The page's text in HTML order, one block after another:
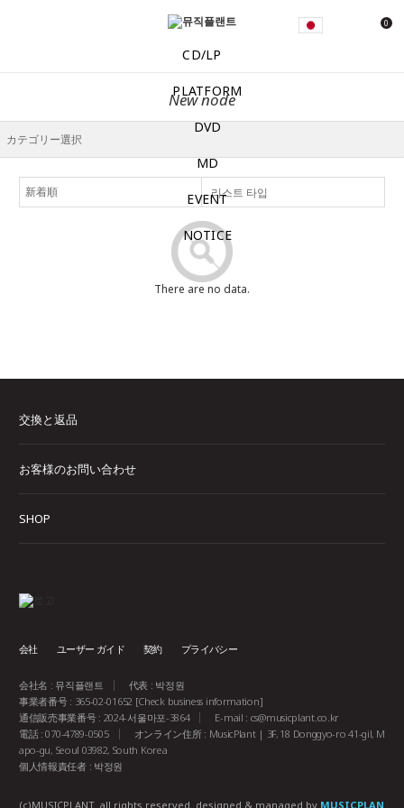
0
CD/LP
PLATFORM
DVD
MD
EVENT
NOTICE
New node
리스트 타입
There are no data.
交換と返品
お客様のお問い合わせ
SHOP
会社 ユーザー ガイド 契約 プライバシー
会社名 : 뮤직플랜트
代表 : 박정원
事業者番号 : 365-02-01652 [Check business information]
通信販売事業番号 : 2024-서울마포-3864
E-mail : cs@musicplant.co.kr
電話 : 070-4789-0505
オンライン住所 : MusicPlant | 3F, 18 Donggyo-ro 41-gil, M
apo-gu, Seoul 03982, South Korea
個人情報責任者 : 박정원
(c)MUSICPLANT. all rights reserved. designed & managed by MUSICPLAN